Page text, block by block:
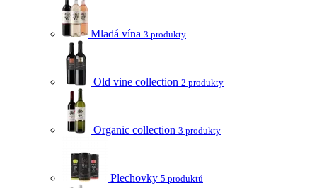
Mladá vína 3 produkty
Old vine collection 2 produkty
Organic collection 3 produkty
Plechovky 5 produktů